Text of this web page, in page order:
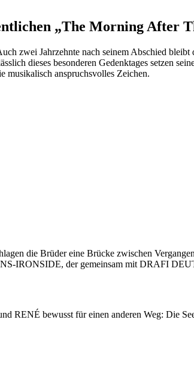
„The Morning After
zwei Jahrzehnte nach seinem Abschied bleibt
dieses besonderen Gedenktages setzen
anspruchsvolles Zeichen.
die Brüder eine Brücke zwischen
IRONSIDE, der gemeinsam mit DRAFI
RENÉ bewusst für einen anderen Weg: Die